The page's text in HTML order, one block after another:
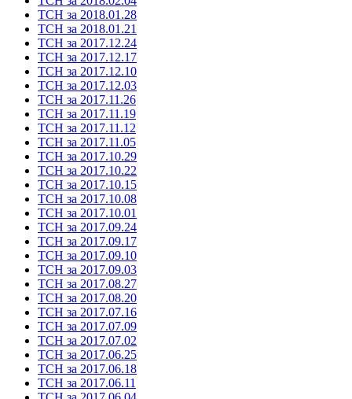
ТСН за 2018.01.28
ТСН за 2018.01.21
ТСН за 2017.12.24
ТСН за 2017.12.17
ТСН за 2017.12.10
ТСН за 2017.12.03
ТСН за 2017.11.26
ТСН за 2017.11.19
ТСН за 2017.11.12
ТСН за 2017.11.05
ТСН за 2017.10.29
ТСН за 2017.10.22
ТСН за 2017.10.15
ТСН за 2017.10.08
ТСН за 2017.10.01
ТСН за 2017.09.24
ТСН за 2017.09.17
ТСН за 2017.09.10
ТСН за 2017.09.03
ТСН за 2017.08.27
ТСН за 2017.08.20
ТСН за 2017.07.16
ТСН за 2017.07.09
ТСН за 2017.07.02
ТСН за 2017.06.25
ТСН за 2017.06.18
ТСН за 2017.06.11